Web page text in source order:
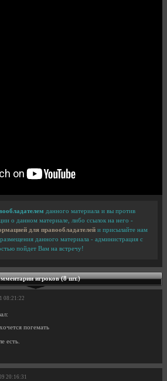
данного материала и вы против
о данном материале, либо ссылок на него -
для правообладателей и присылайте нам
данного материала - администрация с
пойдет Вам на встречу!
игроков (8 шт.)
08:21:22
погемать
есть.
20:16:31